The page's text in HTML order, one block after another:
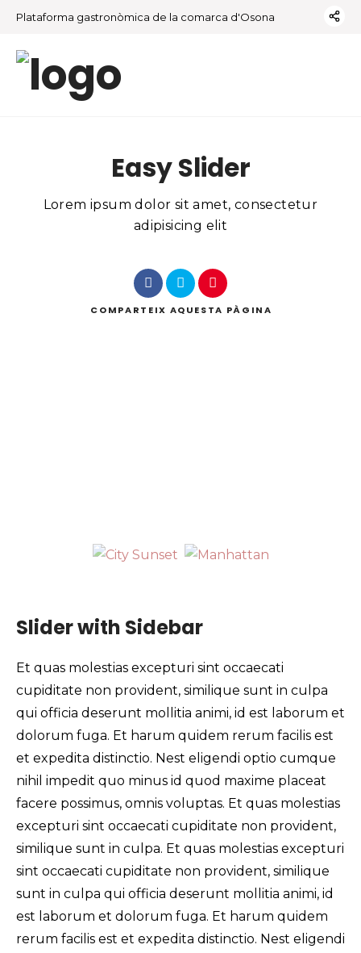
Plataforma gastronòmica de la comarca d'Osona
Easy Slider
Lorem ipsum dolor sit amet, consectetur
adipisicing elit
COMPARTEIX AQUESTA PÀGINA
Slider with Sidebar
Et quas molestias excepturi sint occaecati
cupiditate non provident, similique sunt in culpa
qui officia deserunt mollitia animi, id est laborum et
dolorum fuga. Et harum quidem rerum facilis est
et expedita distinctio. Nest eligendi optio cumque
nihil impedit quo minus id quod maxime placeat
facere possimus, omnis voluptas. Et quas molestias
excepturi sint occaecati cupiditate non provident,
similique sunt in culpa. Et quas molestias excepturi
sint occaecati cupiditate non provident, similique
sunt in culpa qui officia deserunt mollitia animi, id
est laborum et dolorum fuga. Et harum quidem
rerum facilis est et expedita distinctio. Nest eligendi